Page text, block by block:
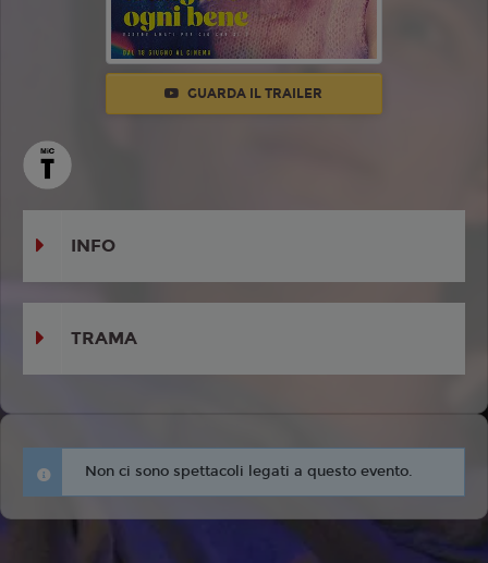
GUARDA IL TRAILER
INFO
TRAMA
Non ci sono spettacoli legati a questo evento.